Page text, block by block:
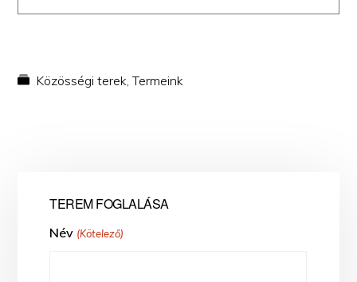
Közösségi terek ,Termeink
TEREM FOGLALÁSA
Név (Kötelező)